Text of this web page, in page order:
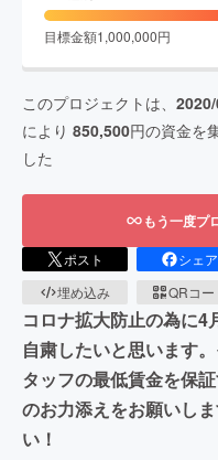
目標金額1,000,000円
このプロジェクトは、
により 850,500円の資金を
した
もう一度プ
ポスト シェア
埋め込み
QRコー
コロナ拡大防止の為に4
自粛したいと思います
タッフの最低賃金を保
のお力添えをお願いし
い！